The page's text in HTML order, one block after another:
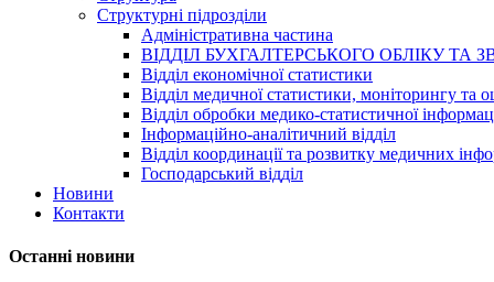
Структурні підрозділи
Адміністративна частина
ВІДДІЛ БУХГАЛТЕРСЬКОГО ОБЛІКУ ТА
Відділ економічної статистики
Відділ медичної статистики, моніторингу та
Відділ обробки медико-статистичної
Інформаційно-аналітичний відділ
Відділ координації та розвитку медичних
Господарський відділ
Новини
Контакти
Останні новини